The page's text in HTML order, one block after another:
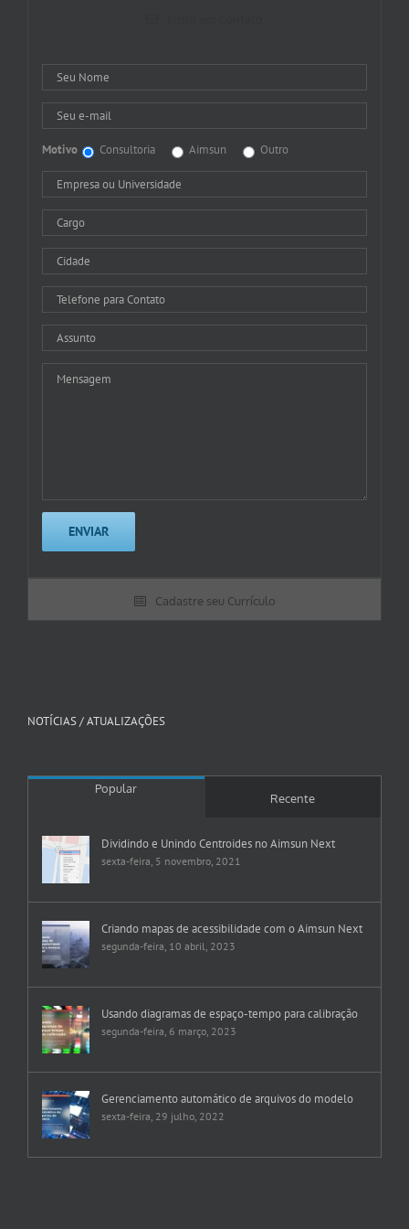
Motivo Consultoria Aimsun Outro
Cadastre seu Currículo
NOTÍCIAS / ATUALIZAÇÕES
Popular
Recente
Dividindo e Unindo Centroides no Aimsun Next
sexta-feira, 5 novembro, 2021
Criando mapas de acessibilidade com o Aimsun Next
segunda-feira, 10 abril, 2023
Usando diagramas de espaço-tempo para calibração
segunda-feira, 6 março, 2023
Gerenciamento automático de arquivos do modelo
sexta-feira, 29 julho, 2022